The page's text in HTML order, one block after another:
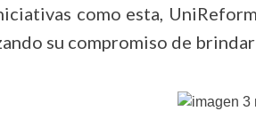
como esta,
su compromiso de brindar